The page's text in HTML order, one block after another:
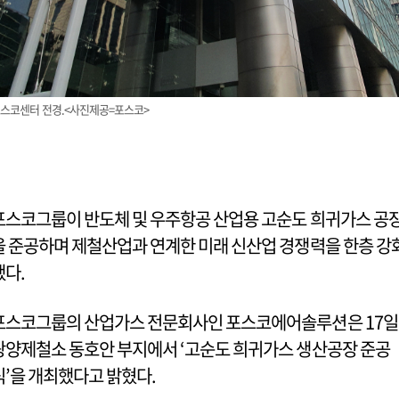
코센터 전경.<사진제공=포스코>
스코그룹이 반도체 및 우주항공 산업용 고순도 희귀가스 공
준공하며 제철산업과 연계한 미래 신산업 경쟁력을 한층 강
다.
스코그룹의 산업가스 전문회사인 포스코에어솔루션은 17일
양제철소 동호안 부지에서 ‘고순도 희귀가스 생산공장 준공
’을 개최했다고 밝혔다.